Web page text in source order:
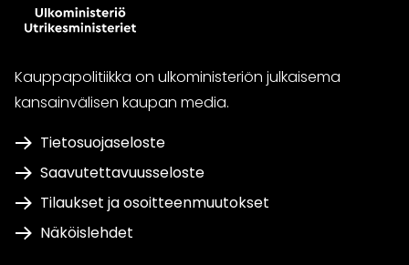
Kauppapolitiikka on ulkoministeriön julkaisema
kansainvälisen kaupan media.
Tietosuojaseloste
Saavutettavuusseloste
Tilaukset ja osoitteenmuutokset
Näköislehdet